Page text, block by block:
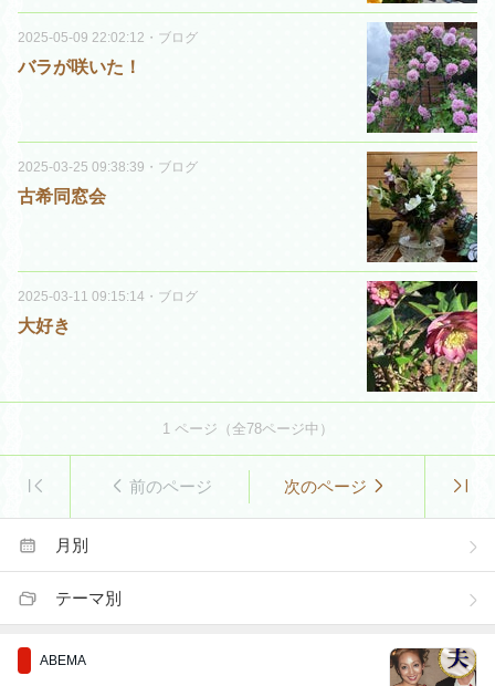
2025-05-09 22:02:12 ・ ブログ
バラが咲いた！
2025-03-25 09:38:39 ・ ブログ
古希同窓会
2025-03-11 09:15:14 ・ ブログ
大好き
1ページ（全78ページ中）
前のページ 次のページ
月別
テーマ別
ABEMA